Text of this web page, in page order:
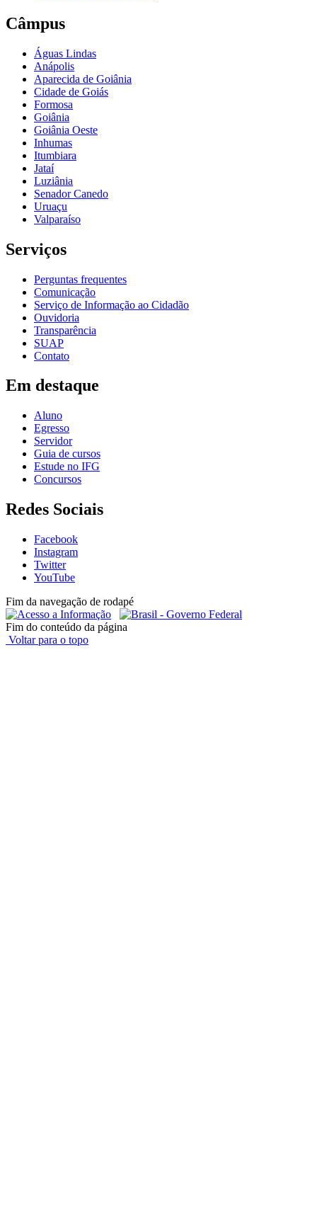
Câmpus
Águas Lindas
Anápolis
Aparecida de Goiânia
Cidade de Goiás
Formosa
Goiânia
Goiânia Oeste
Inhumas
Itumbiara
Jataí
Luziânia
Senador Canedo
Uruaçu
Valparaíso
Serviços
Perguntas frequentes
Comunicação
Serviço de Informação ao Cidadão
Ouvidoria
Transparência
SUAP
Contato
Em destaque
Aluno
Egresso
Servidor
Guia de cursos
Estude no IFG
Concursos
Redes Sociais
Facebook
Instagram
Twitter
YouTube
Fim da navegação de rodapé
Fim do conteúdo da página
Voltar para o topo